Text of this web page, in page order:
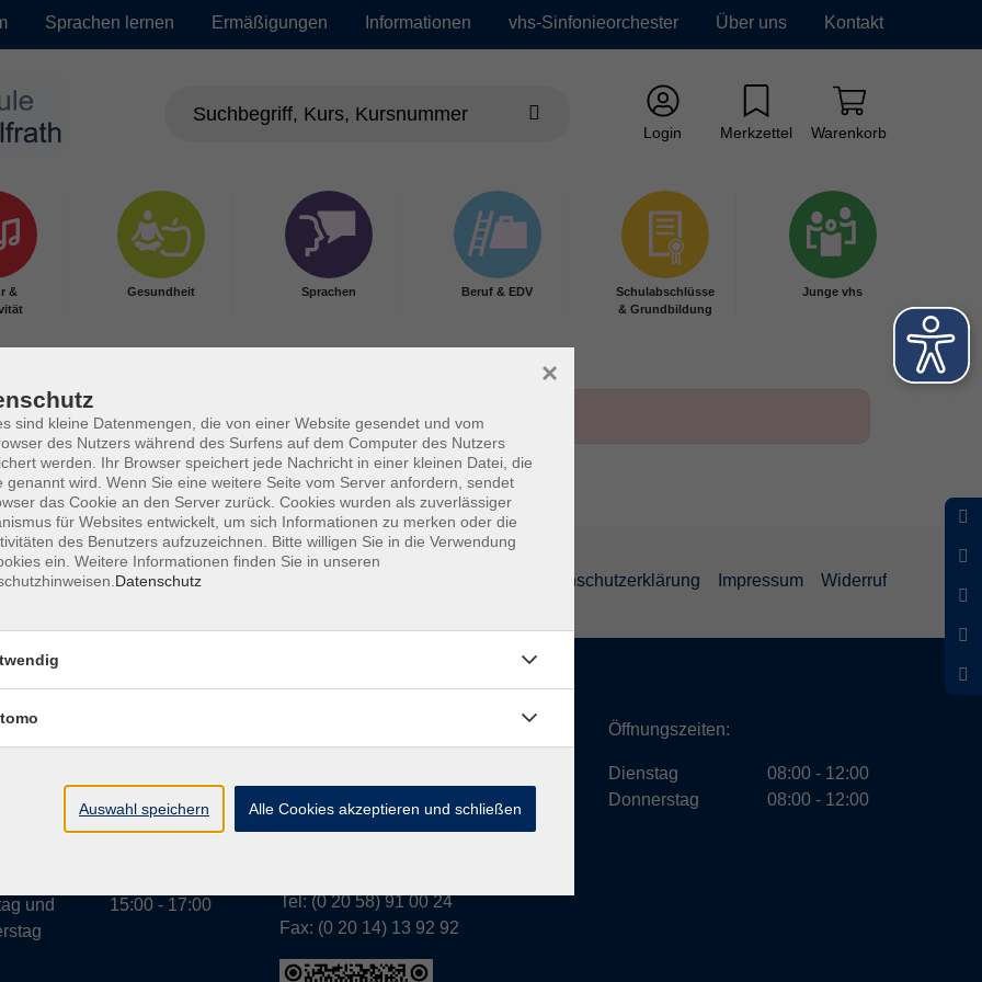
Sprachen lernen Ermäßigungen Informationen vhs-Sinfonieorchester Über uns Kontakt
Login Merkzettel Warenkorb
&
Gesundheit Sprachen Beruf & EDV
Schulabschlüsse
& Grundbildung
Junge vhs
Datenschutzerklärung Impressum Widerruf
und
15:00 - 17:00
Schulstraße 7
42489 Wülfrath
Tel: (0 20 58) 91 00 24
Fax: (0 20 14) 13 92 92
Öffnungszeiten:
Dienstag
Donnerstag
08:00 - 12:00
08:00 - 12:00
sind kleine Datenmengen, die von einer Website gesendet und vom
des Nutzers während des Surfens auf dem Computer des Nutzers
werden. Ihr Browser speichert jede Nachricht in einer kleinen Datei, die
genannt wird. Wenn Sie eine weitere Seite vom Server anfordern, sendet
das Cookie an den Server zurück. Cookies wurden als zuverlässiger
für Websites entwickelt, um sich Informationen zu merken oder die
des Benutzers aufzuzeichnen. Bitte willigen Sie in die Verwendung
ein. Weitere Informationen finden Sie in unseren
Datenschutz
×
Auswahl speichern Alle Cookies akzeptieren und schließen